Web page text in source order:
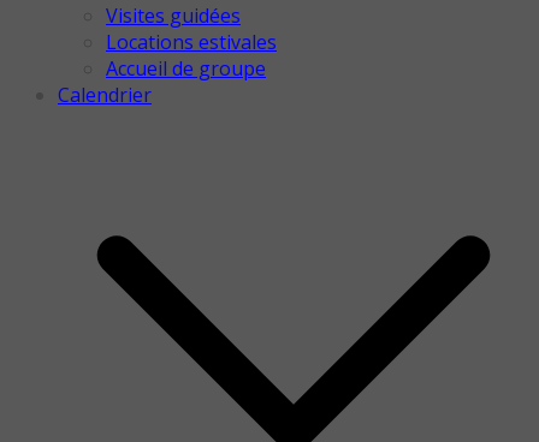
Visites guidées
Locations estivales
Accueil de groupe
Calendrier